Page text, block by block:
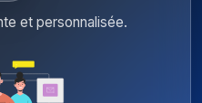
et personnalisée.